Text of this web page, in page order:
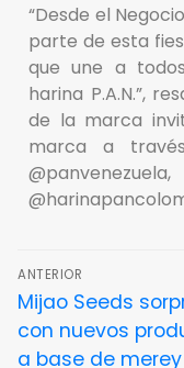
“Desde el
parte de esta
que une a
harina P.A.N.”,
de la marca
marca a
ANTERIOR
Mijao Seeds
con nuevos
a base de merey